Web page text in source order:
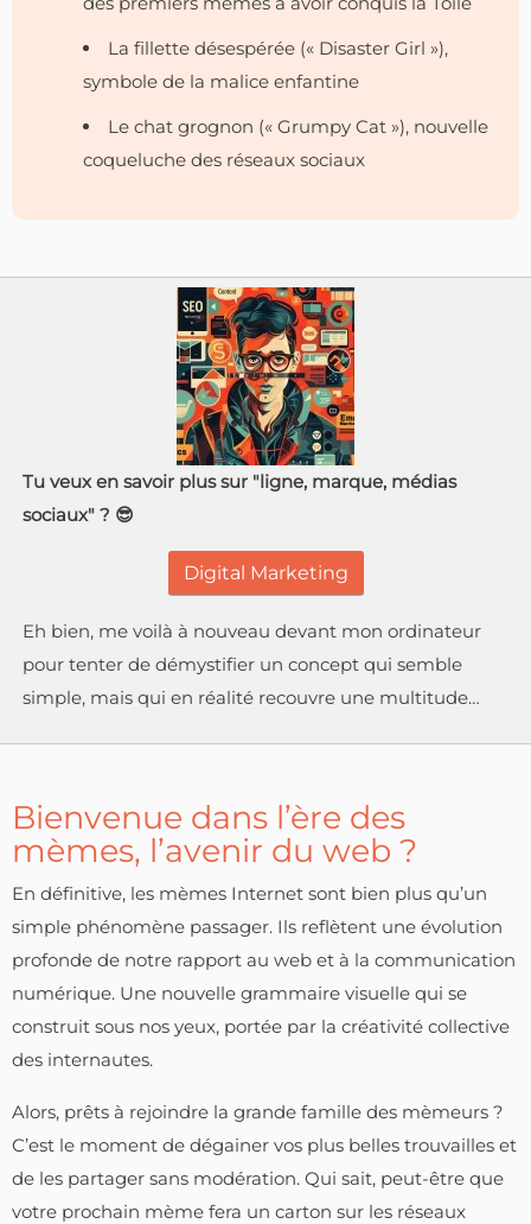
La fillette désespérée (« Disaster Girl »),
symbole de la malice enfantine
Le chat grognon (« Grumpy Cat »), nouvelle
coqueluche des réseaux sociaux
Tu veux en savoir plus sur "ligne, marque, médias
sociaux" ? 😎
Digital Marketing
Eh bien, me voilà à nouveau devant mon ordinateur
pour tenter de démystifier un concept qui semble
simple, mais qui en réalité recouvre une multitude…
Bienvenue dans l’ère des
mèmes, l’avenir du web ?
En définitive, les mèmes Internet sont bien plus qu’un
simple phénomène passager. Ils reflètent une évolution
profonde de notre rapport au web et à la communication
numérique. Une nouvelle grammaire visuelle qui se
construit sous nos yeux, portée par la créativité collective
des internautes.
Alors, prêts à rejoindre la grande famille des mèmeurs ?
C’est le moment de dégainer vos plus belles trouvailles et
de les partager sans modération. Qui sait, peut-être que
votre prochain mème fera un carton sur les réseaux